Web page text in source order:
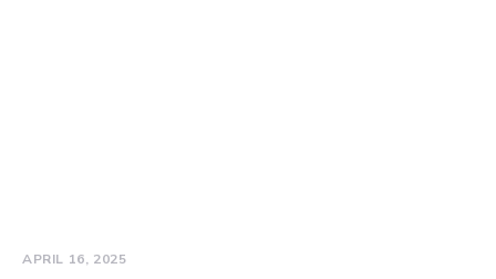
APRIL 16, 2025